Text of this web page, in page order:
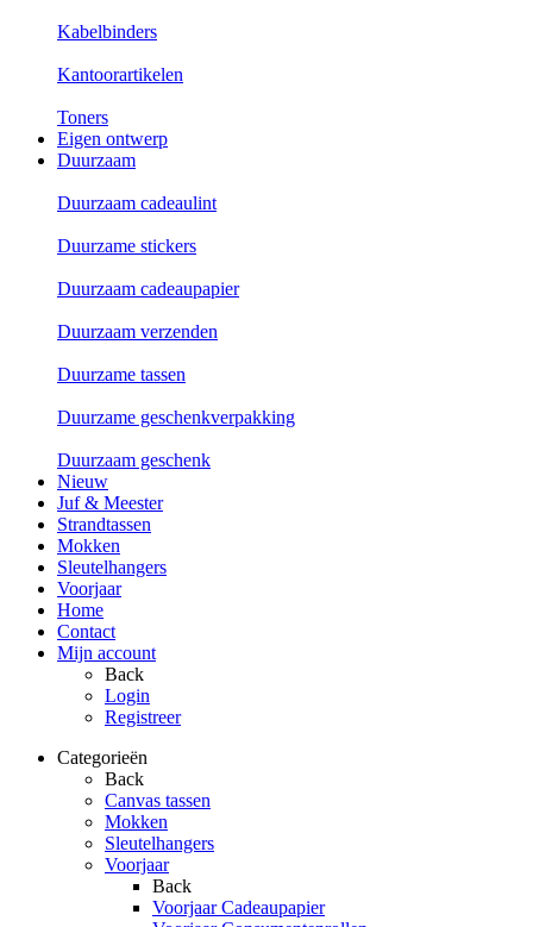
Kabelbinders
Kantoorartikelen
Toners
Eigen ontwerp
Duurzaam
Duurzaam cadeaulint
Duurzame stickers
Duurzaam cadeaupapier
Duurzaam verzenden
Duurzame tassen
Duurzame geschenkverpakking
Duurzaam geschenk
Nieuw
Juf & Meester
Strandtassen
Mokken
Sleutelhangers
Voorjaar
Home
Contact
Mijn account
Back
Login
Registreer
Categorieën
Back
Canvas tassen
Mokken
Sleutelhangers
Voorjaar
Back
Voorjaar Cadeaupapier